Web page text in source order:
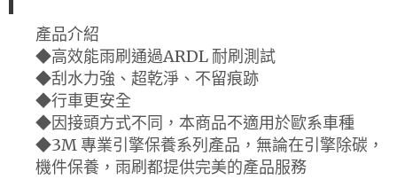
產品介紹
◆高效能雨刷通過ARDL 耐刷測試
◆刮水力強、超乾淨、不留痕跡
◆行車更安全
◆因接頭方式不同，本商品不適用於歐系車種
◆3M 專業引擎保養系列產品，無論在引擎除碳，
機件保養，雨刷都提供完美的產品服務